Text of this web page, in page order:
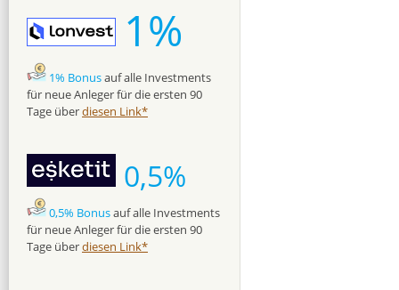
1%
1% Bonusauf alle Investments
für neue Anleger für die ersten 90
Tage überdiesen Link*
0,5%
0,5% Bonusauf alle Investments
für neue Anleger für die ersten 90
Tage überdiesen Link*